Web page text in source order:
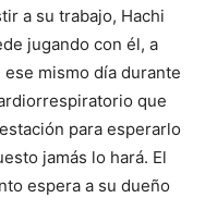
a su trabajo, Hachi
jugando con él, a
mismo día durante
que
para esperarlo
jamás lo hará. El
espera a su dueño